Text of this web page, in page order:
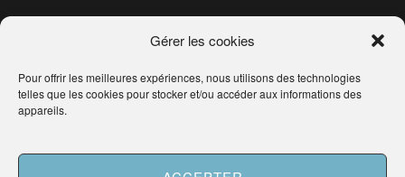
Gérer les cookies
Pour offrir les meilleures expériences, nous utilisons des technologies
telles que les cookies pour stocker et/ou accéder aux informations des
appareils.
COPYRIGHT © 2026 · TROUVERVOTREAVOCAT.COM, ÉDITÉ PAR
LA SOCIÉTÉAWATECH- 91, RUE DU FAUBOURG ST HONORÉ